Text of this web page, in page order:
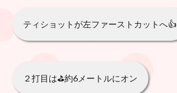
ティショットが左ファーストカットへ👍
２打目は⛳️約6メートルにオン